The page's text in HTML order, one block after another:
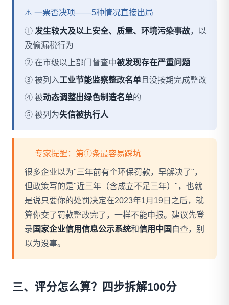
⚠️ 一票否决项——5种情况直接出局
① 发生较大及以上安全、质量、环境污染事故，以
及偷漏税行为
② 在市级以上部门督查中被发现存在严重问题
③ 被列入工业节能监察整改名单 且没按期完成整改
④ 被动态调整出绿色制造名单的
⑤ 被列为失信被执行人
🔶 专家提醒：第①条最容易踩坑
很多企业以为"三年前有个环保罚款，早解决了"，
但政策写的是"近三年（含成立不足三年）"，也就
是说只要你的处罚决定在2023年1月19日之后，就
算你交了罚款整改完了，一样不能申报。建议先登
录 国家企业信用信息公示系统和信用中国 自查，别
以为没事。
三、评分怎么算？四步拆解100分